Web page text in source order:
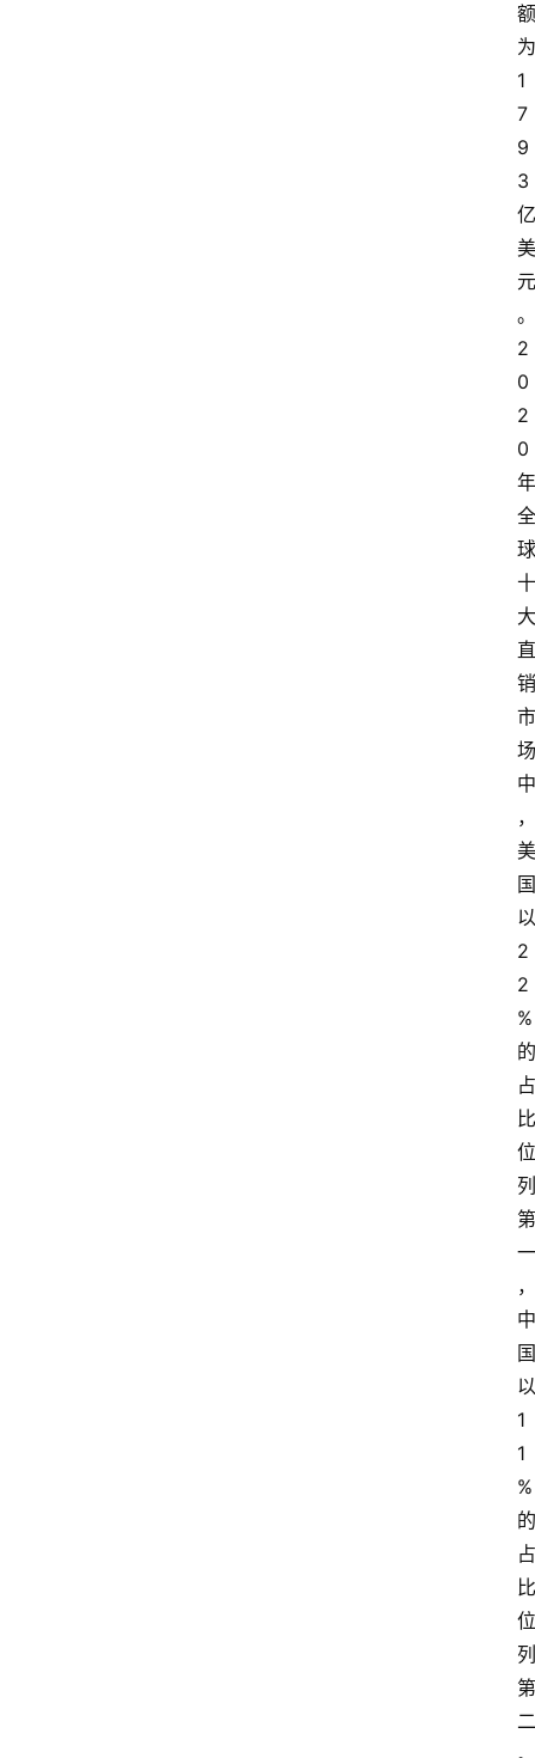
额
为
1
7
9
3
亿
美
元
。
2
0
2
0
年
全
球
十
大
直
销
市
场
中
，
美
国
以
2
2
%
的
占
比
位
列
第
一
，
中
国
以
1
1
%
的
占
比
位
列
第
二